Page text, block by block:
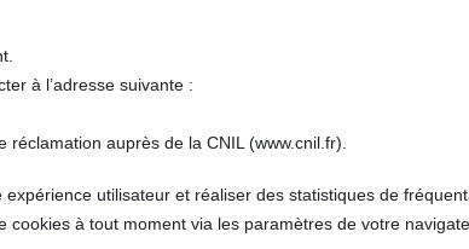
à l’adresse suivante :
réclamation auprès de la CNIL (www.cnil.fr).
utilisateur et réaliser des statistiques de
à tout moment via les paramètres de votre